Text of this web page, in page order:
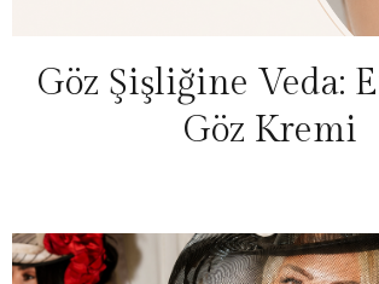
Göz Şişliğine Veda:
Göz Kremi